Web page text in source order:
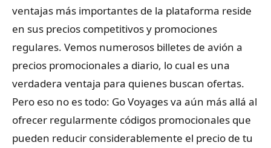
ventajas más importantes de la plataforma reside
en sus precios competitivos y promociones
regulares. Vemos numerosos billetes de avión a
precios promocionales a diario, lo cual es una
verdadera ventaja para quienes buscan ofertas.
Pero eso no es todo: Go Voyages va aún más allá al
ofrecer regularmente códigos promocionales que
pueden reducir considerablemente el precio de tu